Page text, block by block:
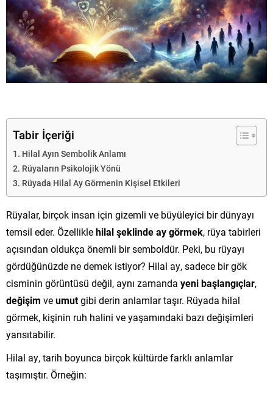
Tabir İçeriği
Hilal Ayın Sembolik Anlamı
Rüyaların Psikolojik Yönü
Rüyada Hilal Ay Görmenin Kişisel Etkileri
Rüyalar, birçok insan için gizemli ve büyüleyici bir dünyayı
temsil eder. Özelliklehilal şeklinde ay görmek, rüya tabirleri
açısından oldukça önemli bir semboldür. Peki, bu rüyayı
gördüğünüzde ne demek istiyor? Hilal ay, sadece bir gök
cisminin görüntüsü değil, aynı zamanda yeni başlangıçlar,
değişim veumutgibi derin anlamlar taşır. Rüyada hilal
görmek, kişinin ruh halini ve yaşamındaki bazı değişimleri
yansıtabilir.
Hilal ay, tarih boyunca birçok kültürde farklı anlamlar
taşımıştır. Örneğin: